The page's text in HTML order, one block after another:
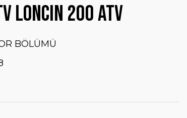
LONCIN 200 ATV
BÖLÜMÜ